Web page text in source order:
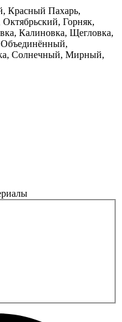
Красный Пахарь,
Горняк,
Калиновка, Щегловка,
Объединённый,
Солнечный, Мирный,